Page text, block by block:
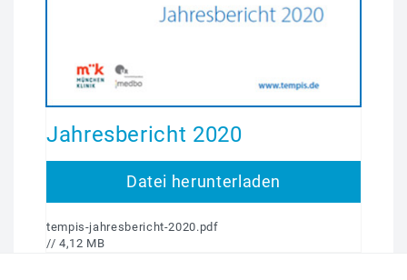
Jahresbericht 2020
Datei herunterladen
tempis-jahresbericht-2020.pdf
// 4,12 MB